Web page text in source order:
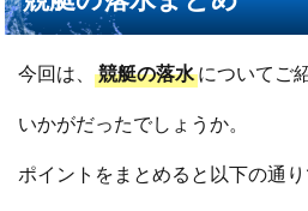
今回は、競艇の落水 についてご
いかがだったでしょうか。
ポイントをまとめると以下の通り